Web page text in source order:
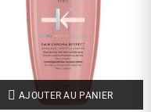
AJOUTER AU PANIER